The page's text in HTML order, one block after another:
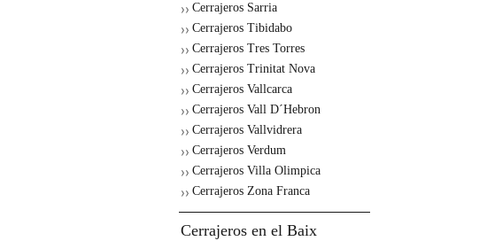
Cerrajeros Sarria
Cerrajeros Tibidabo
Cerrajeros Tres Torres
Cerrajeros Trinitat Nova
Cerrajeros Vallcarca
Cerrajeros Vall D´Hebron
Cerrajeros Vallvidrera
Cerrajeros Verdum
Cerrajeros Villa Olimpica
Cerrajeros Zona Franca
Cerrajeros en el Baix